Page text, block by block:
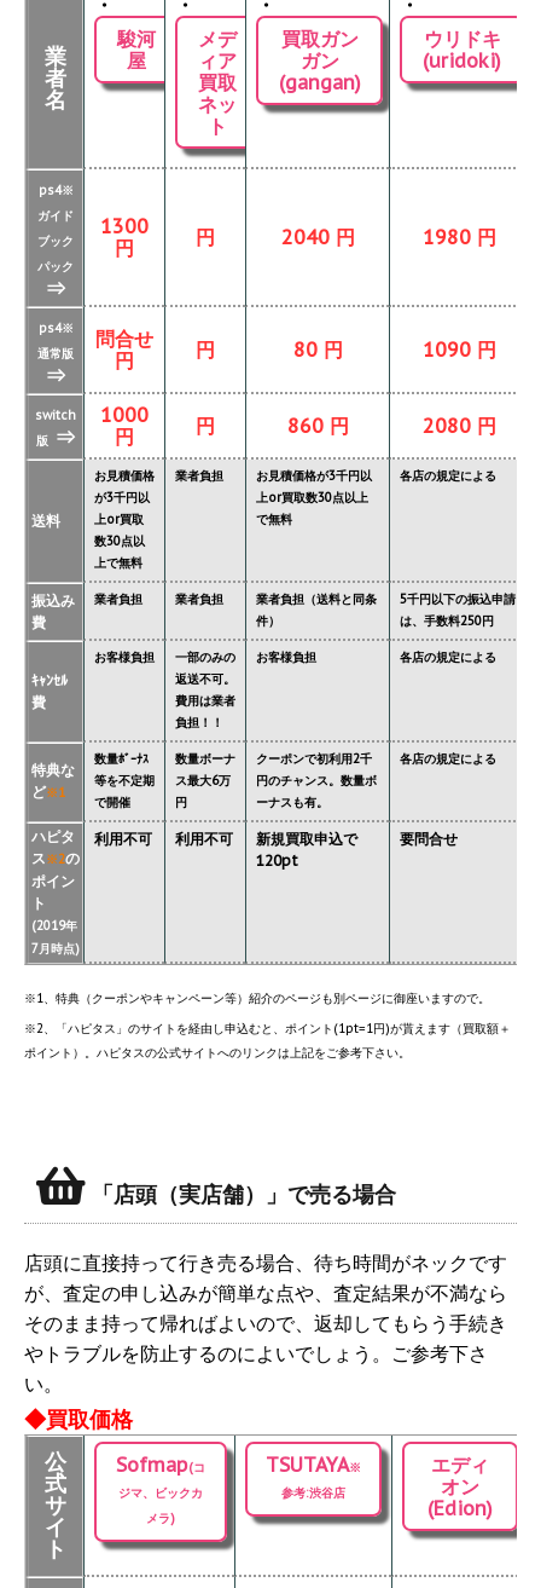
業
者
名
・
駿河
屋
・
メデ
ィア
買取
ネッ
ト
・
買取ガン
ガン
(gangan)
・
ウリドキ
(uridoki)
ps4※
ガイド
ブック
パック
⇒
1300
円
円 2040 円 1980 円
ps4※
通常版
⇒
問合せ
円
円 80 円 1090 円
switch
版⇒
1000
円
円 860 円 2080 円
送料
お見積価格
が3千円以
上or買取
数30点以
上で無料
業者負担
お見積価格が3千円以
上or買取数30点以上
で無料
各店の規定による
振込み
費
業者負担 業者負担
業者負担（送料と同条
件）
5千円以下の振込申請
は、手数料250円
ｷｬﾝｾﾙ
費
お客様負担
一部のみの
返送不可。
費用は業者
負担！！
お客様負担 各店の規定による
特典な
ど※1
数量ﾎﾞｰﾅｽ
等を不定期
で開催
数量ボーナ
ス最大6万
円
クーポンで初利用2千
円のチャンス。数量ボ
ーナスも有。
各店の規定による
ハピタ
ス※2の
ポイン
ト
(2019年
7月時点)
利用不可 利用不可
新規買取申込で
120pt
要問合せ
※1、特典（クーポンやキャンペーン等）紹介のページも別ページに御座いますので。
※2、「ハピタス」のサイトを経由し申込むと、ポイント(1pt=1円)が貰えます（買取額＋
ポイント）。ハピタスの公式サイトへのリンクは上記をご参考下さい。
「店頭（実店舗）」で売る場合
店頭に直接持って行き売る場合、待ち時間がネックです
が、査定の申し込みが簡単な点や、査定結果が不満なら
そのまま持って帰ればよいので、返却してもらう手続き
やトラブルを防止するのによいでしょう。ご参考下さ
い。
◆買取価格
公
式
サ
イ
ト
Sofmap(コ
ジマ、ビックカ
メラ)
TSUTAYA※
参考:渋谷店
エディ
オン
(Edion)